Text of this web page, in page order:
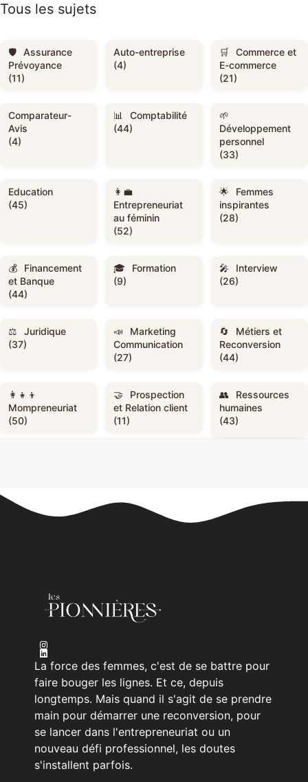
Tous les sujets
Assurance
Prévoyance
(11)
Auto-entreprise
(4)
Commerce et
E-commerce
(21)
Comparateur-
Avis
(4)
Comptabilité
(44)
Développement
personnel
(33)
Education
(45)
Entrepreneuriat
au féminin
(52)
Femmes
inspirantes
(28)
Financement
et Banque
(44)
Formation
(9)
Interview
(26)
Juridique
(37)
Marketing
Communication
(27)
Métiers et
Reconversion
(44)
Mompreneuriat
(50)
Prospection
et Relation client
(11)
Ressources
humaines
(43)
La force des femmes, c'est de se battre pour
faire bouger les lignes. Et ce, depuis
longtemps. Mais quand il s'agit de se prendre
main pour démarrer une reconversion, pour
se lancer dans l'entrepreneuriat ou un
nouveau défi professionnel, les doutes
s'installent parfois.